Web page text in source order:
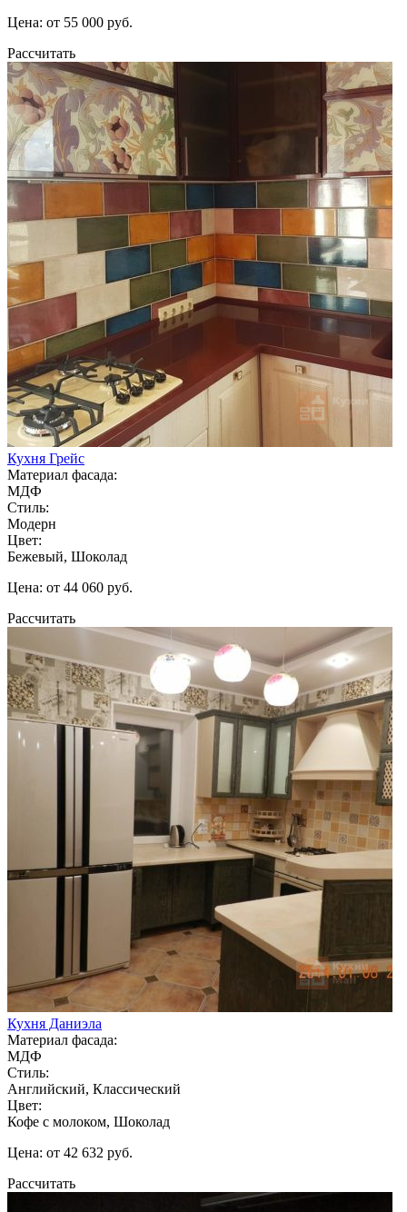
Цена: от 55 000 руб.
Рассчитать
Кухня Грейс
Материал фасада:
МДФ
Стиль:
Модерн
Цвет:
Бежевый, Шоколад
Цена: от 44 060 руб.
Рассчитать
Кухня Даниэла
Материал фасада:
МДФ
Стиль:
Английский, Классический
Цвет:
Кофе с молоком, Шоколад
Цена: от 42 632 руб.
Рассчитать